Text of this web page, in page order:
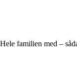
Hele familien med –